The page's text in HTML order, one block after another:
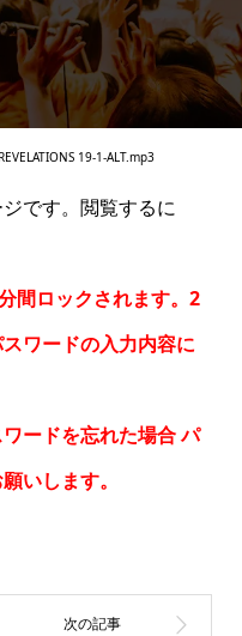
REVELATIONS 19-1-ALT.mp3
です。閲覧するに
間ロックされます。2
ワードの入力内容に
ードを忘れた場合パ
いします。